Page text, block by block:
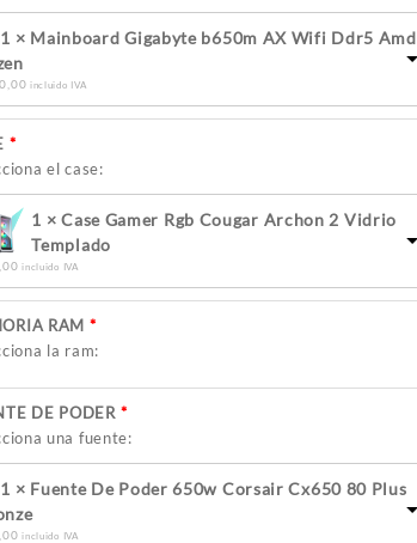
1 × Mainboard Gigabyte b650m AX Wifi Ddr5 Amd
incluido IVA
el case:
1 × Case Gamer Rgb Cougar Archon 2 Vidrio
Templado
incluido IVA
RAM
la ram:
DE PODER
una fuente:
1 × Fuente De Poder 650w Corsair Cx650 80 Plus
incluido IVA